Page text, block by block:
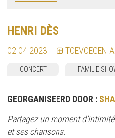
HENRI DÈS
02.04.2023 TOEVOEGEN
CONCERT FAMILIE
GEORGANISEERD DOOR :
Partagez un moment
et ses chansons.